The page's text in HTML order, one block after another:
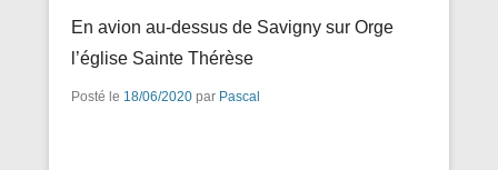
En avion au-dessus de Savigny sur Orge
l’église Sainte Thérèse
Posté le 18/06/2020 par Pascal